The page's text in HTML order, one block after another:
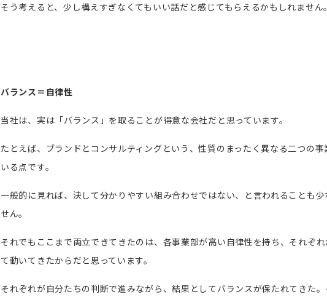
そう考えると、少し構えすぎなくてもいい話だと感じてもらえるかもしれません。
バランス＝自律性
当社は、実は「バランス」を取ることが得意な会社だと思っています。
たとえば、ブランドとコンサルティングという、性質のまったく異なる二つの事
いる点です。
一般的に見れば、決して分かりやすい組み合わせではない、と言われることも少
せん。
それでもここまで両立できてきたのは、各事業部が高い自律性を持ち、それぞれ
て動いてきたからだと思っています。
それぞれが自分たちの判断で進みながら、結果としてバランスが保たれてきた